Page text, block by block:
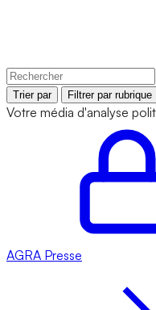
Trier par Filtrer par rubrique
Votre média d'analyse
AGRA Presse